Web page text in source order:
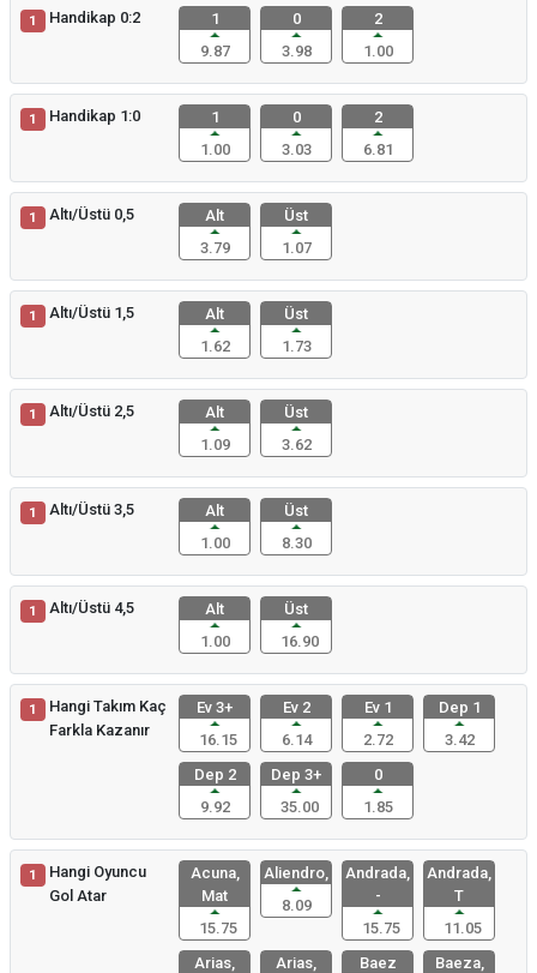
1 Handikap 0:2
1
9.87
0
3.98
2
1.00
1 Handikap 1:0
1
1.00
0
3.03
2
6.81
1 Altı/Üstü 0,5
Alt
3.79
Üst
1.07
1 Altı/Üstü 1,5
Alt
1.62
Üst
1.73
1 Altı/Üstü 2,5
Alt
1.09
Üst
3.62
1 Altı/Üstü 3,5
Alt
1.00
Üst
8.30
1 Altı/Üstü 4,5
Alt
1.00
Üst
16.90
1
Hangi Takım Kaç
Farkla Kazanır
Ev 3+
16.15
Ev 2
6.14
Ev 1
2.72
Dep 1
3.42
Dep 2
9.92
Dep 3+
35.00
0
1.85
1
Hangi Oyuncu
Gol Atar
Acuna,
Mat
15.75
Aliendro,
8.09
Andrada,
-
15.75
Andrada,
T
11.05
Arias,
Arias,
Baez
Baeza,